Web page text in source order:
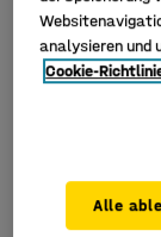
analysieren und
Cookie-
Alle